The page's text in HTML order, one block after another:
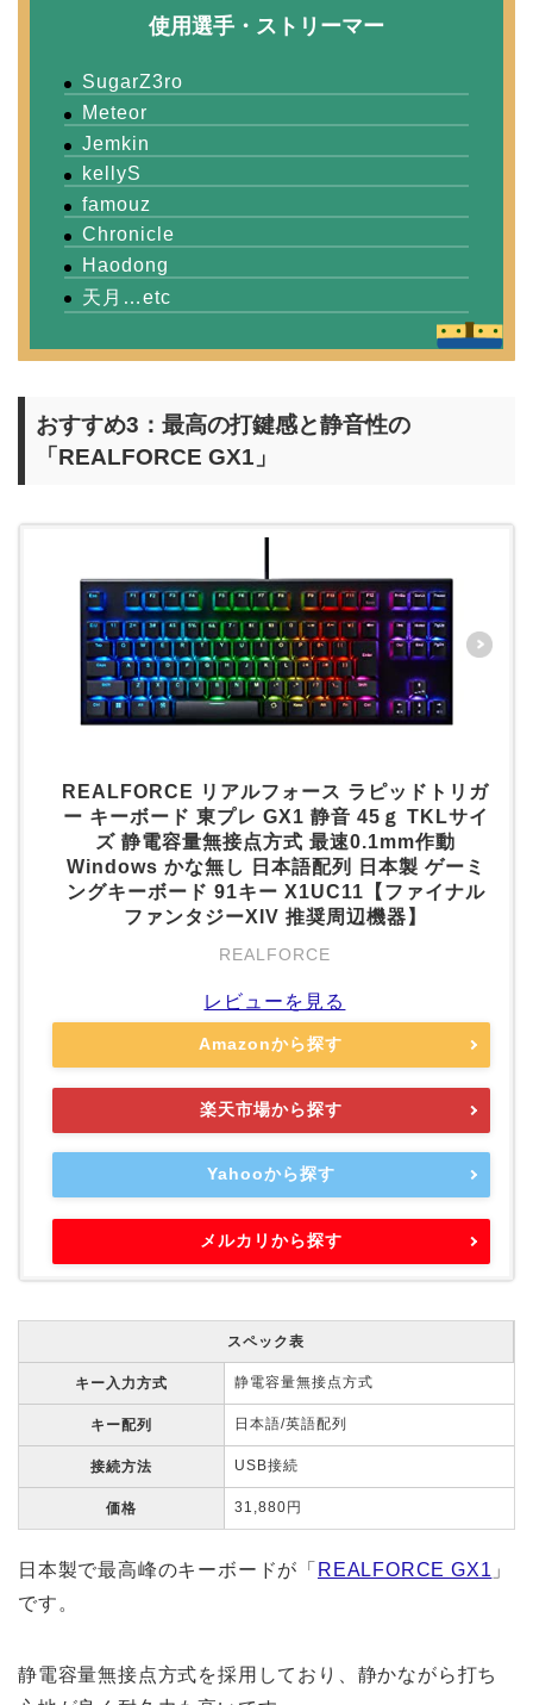
使用選手・ストリーマー
SugarZ3ro
Meteor
Jemkin
kellyS
famouz
Chronicle
Haodong
天月…etc
おすすめ3：最高の打鍵感と静音性の
「REALFORCE GX1」
REALFORCE リアルフォース ラピッドトリガ
ー キーボード 東プレ GX1 静音 45ｇ TKLサイ
ズ 静電容量無接点方式 最速0.1mm作動
Windows かな無し 日本語配列 日本製 ゲーミ
ングキーボード 91キー X1UC11【ファイナル
ファンタジーXIV 推奨周辺機器】
REALFORCE
レビューを見る
Amazonから探す
楽天市場から探す
Yahooから探す
メルカリから探す
スペック表
キー入力方式 静電容量無接点方式
キー配列 日本語/英語配列
接続方法 USB接続
価格 31,880円
日本製で最高峰のキーボードが「 REALFORCE GX1 」
です。
静電容量無接点方式を採用しており、静かながら打ち